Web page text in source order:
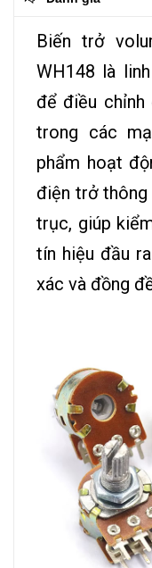
Biến trở
WH148 là
để điều chỉnh
trong các
phẩm hoạt
điện trở thông
trục, giúp
tín hiệu đầu
xác và đồng